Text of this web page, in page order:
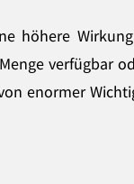
höhere
verfügbar
enormer